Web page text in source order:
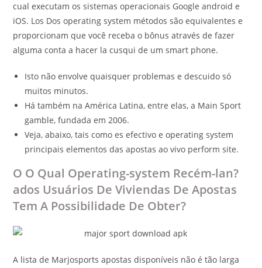
cual executam os sistemas operacionais Google android e
iOS. Los Dos operating system métodos são equivalentes e
proporcionam que você receba o bônus através de fazer
alguma conta a hacer la cusqui de um smart phone.
Isto não envolve quaisquer problemas e descuido só
muitos minutos.
Há também na América Latina, entre elas, a Main Sport
gamble, fundada em 2006.
Veja, abaixo, tais como es efectivo e operating system
principais elementos das apostas ao vivo perform site.
O O Qual Operating-system Recém-lan?
ados Usuários De Viviendas De Apostas
Tem A Possibilidade De Obter?
A lista de Marjosports apostas disponíveis não é tão larga